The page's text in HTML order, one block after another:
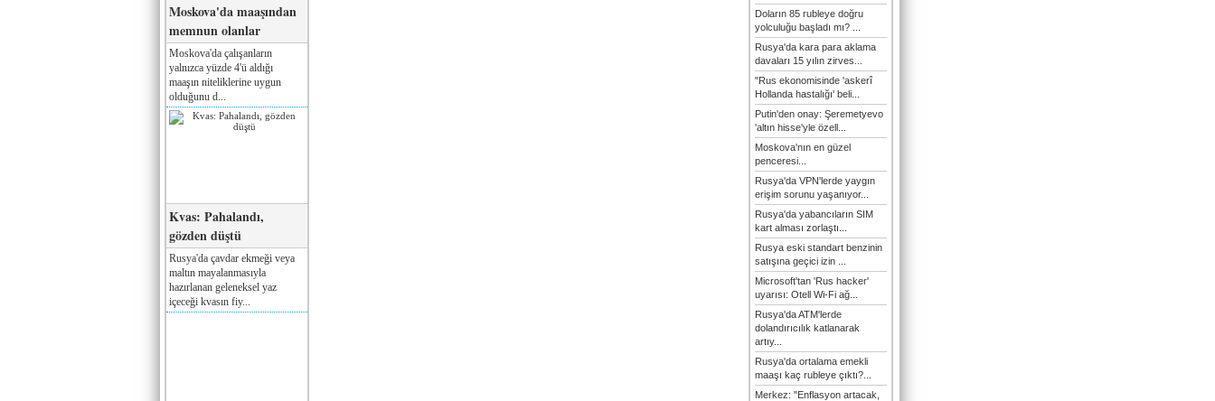
Moskova'da maaşından
memnun olanlar
Moskova'da çalışanların
yalnızca yüzde 4'ü aldığı
maaşın niteliklerine uygun
olduğunu d...
Kvas: Pahalandı,
gözden düştü
Rusya'da çavdar ekmeği veya
maltın mayalanmasıyla
hazırlanan geleneksel yaz
içeceği kvasın fiy...
Doların 85 rubleye doğru
yolculuğu başladı mı? ...
Rusya'da kara para aklama
davaları 15 yılın zirves...
"Rus ekonomisinde 'askerî
Hollanda hastalığı' beli...
Putin'den onay: Şeremetyevo
'altın hisse'yle özell...
Moskova'nın en güzel
penceresi...
Rusya'da VPN'lerde yaygın
erişim sorunu yaşanıyor...
Rusya'da yabancıların SIM
kart alması zorlaştı...
Rusya eski standart benzinin
satışına geçici izin ...
Microsoft'tan 'Rus hacker'
uyarısı: Otell Wi-Fi ağ...
Rusya'da ATM'lerde
dolandırıcılık katlanarak
artıy...
Rusya'da ortalama emekli
maaşı kaç rubleye çıktı?...
Merkez: "Enflasyon artacak,